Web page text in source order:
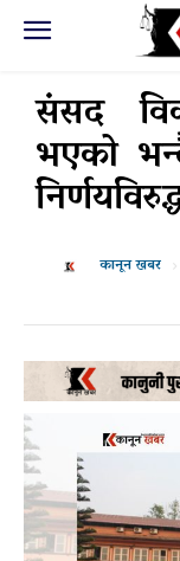
संसद
भएको
कानून खबर